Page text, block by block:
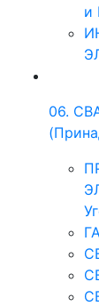
и
06.